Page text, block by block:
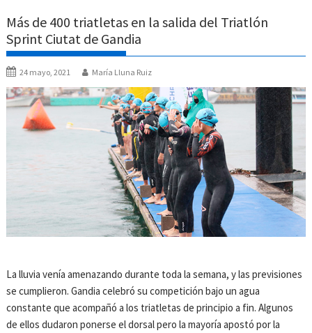
Más de 400 triatletas en la salida del Triatlón
Sprint Ciutat de Gandia
24 mayo, 2021 María Lluna Ruiz
La lluvia venía amenazando durante toda la semana, y las previsiones
se cumplieron. Gandia celebró su competición bajo un agua
constante que acompañó a los triatletas de principio a fin. Algunos
de ellos dudaron ponerse el dorsal pero la mayoría apostó por la